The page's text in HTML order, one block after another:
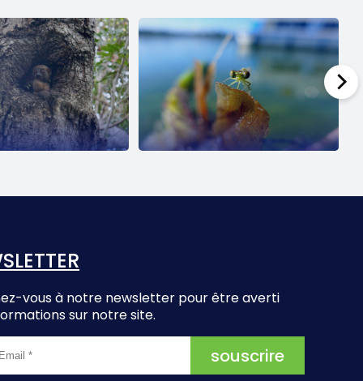
vous à notre newsletter pour être averti
sur notre site.